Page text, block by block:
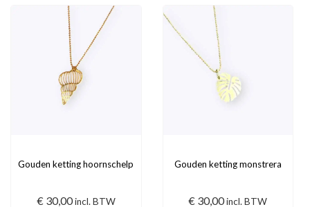
Gouden ketting hoornschelp
€30,00 incl. BTW
Gouden ketting monstrera
€ 30,00incl. BTW